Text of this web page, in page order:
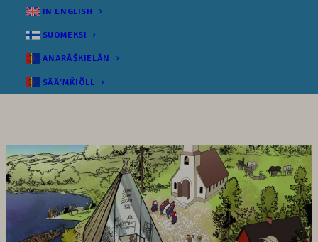
IN ENGLISH
SUOMEKSI
ANARÂŠKIELÂN
SÄÄʹMǨIÕLL